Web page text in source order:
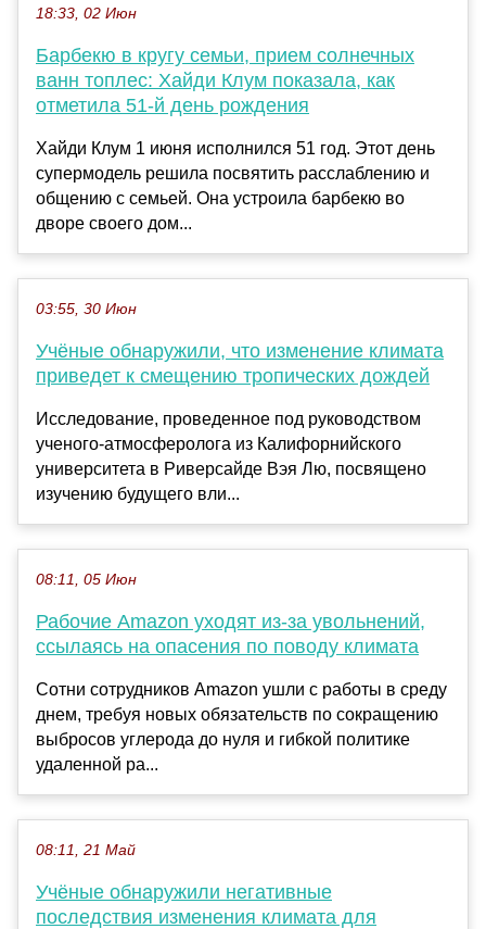
18:33, 02 Июн
Барбекю в кругу семьи, прием солнечных
ванн топлес: Хайди Клум показала, как
отметила 51-й день рождения
Хайди Клум 1 июня исполнился 51 год. Этот день
супермодель решила посвятить расслаблению и
общению с семьей. Она устроила барбекю во
дворе своего дом...
03:55, 30 Июн
Учёные обнаружили, что изменение климата
приведет к смещению тропических дождей
Исследование, проведенное под руководством
ученого-атмосферолога из Калифорнийского
университета в Риверсайде Вэя Лю, посвящено
изучению будущего вли...
08:11, 05 Июн
Рабочие Amazon уходят из-за увольнений,
ссылаясь на опасения по поводу климата
Сотни сотрудников Amazon ушли с работы в среду
днем, требуя новых обязательств по сокращению
выбросов углерода до нуля и гибкой политике
удаленной ра...
08:11, 21 Май
Учёные обнаружили негативные
последствия изменения климата для